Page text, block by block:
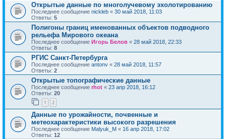
Открытые данные по многолучевому эхолотированию
Последнее сообщение nickleb « 30 май 2018, 11:03
Ответы: 5
Полигоны границ именованных объектов подводного
рельефа Мирового океана
Последнее сообщение Игорь Белов « 28 май 2018, 22:33
Ответы: 8
РГИС Санкт-Петербурга
Последнее сообщение antonv « 28 май 2018, 11:57
Ответы: 2
Открытые топографические данные
Последнее сообщение rhot « 23 апр 2018, 16:12
Ответы: 20
1 2
Данные по урожайности, почвенные и
метеохарактеристики высокого разрешения
Последнее сообщение Malyuk_M « 16 апр 2018, 17:02
Ответы: 12